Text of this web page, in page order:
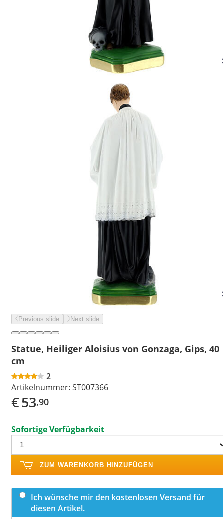
Previous slide Next slide
Statue, Heiliger Aloisius von Gonzaga, Gips, 40
cm
2
Artikelnummer: ST007366
€53,90
Sofortige Verfügbarkeit
ZUM WARENKORB HINZUFÜGEN
Ich wünsche mir den kostenlosen Versand für
diesen Artikel.